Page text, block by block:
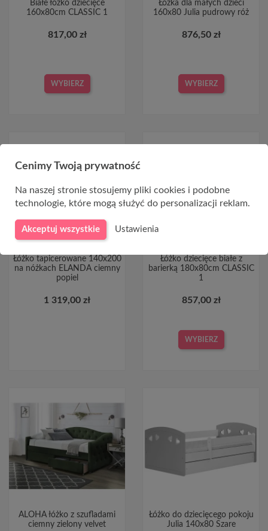
Białe łóżko dziecięce
160x80cm CLASSIC 1
817,00 zł
WYBIERZ
Łóżka dla małych dzieci
160x80 Julia pudrowy róż
876,50 zł
WYBIERZ
CHWILOWO NIEDOSTĘPNY
Łóżko tapicerowane 140x200
na nóżkach ELANDA ciemny
popiel
1 319,00 zł
Łóżko dziecięce białe z
barierką 180x80cm CLASSIC
1
857,00 zł
WYBIERZ
ALOHA łóżko z szufladami
ciemny zielony velvet
Łóżko do dziecięcego pokoju
Julia 140x80 Szare
Cenimy Twoją prywatność
Na naszej stronie stosujemy pliki cookies i podobne
technologie, które mogą służyć do personalizacji reklam.
Akceptuj wszystkie Ustawienia